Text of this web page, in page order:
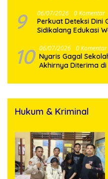
9 06/07/2026 0 Komentar
Perkuat Deteksi Dini
Sidikalang Edukasi
10 06/07/2026 0 Komentar
Nyaris Gagal
Akhirnya Diterima di
Hukum & Kriminal